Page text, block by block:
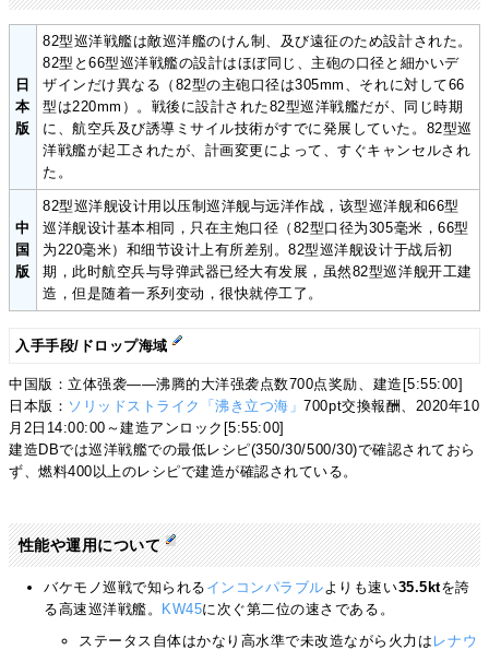
日
本
版
82型巡洋戦艦は敵巡洋艦のけん制、及び遠征のため設計された。
82型と66型巡洋戦艦の設計はほぼ同じ、主砲の口径と細かいデ
ザインだけ異なる（82型の主砲口径は305mm、それに対して66
型は220mm）。戦後に設計された82型巡洋戦艦だが、同じ時期
に、航空兵及び誘導ミサイル技術がすでに発展していた。82型巡
洋戦艦が起工されたが、計画変更によって、すぐキャンセルされ
た。
中
国
版
82型巡洋舰设计用以压制巡洋舰与远洋作战，该型巡洋舰和66型
巡洋舰设计基本相同，只在主炮口径（82型口径为305毫米，66型
为220毫米）和细节设计上有所差别。82型巡洋舰设计于战后初
期，此时航空兵与导弹武器已经大有发展，虽然82型巡洋舰开工建
造，但是随着一系列变动，很快就停工了。
入手手段/ドロップ海域
中国版：立体强袭——沸腾的大洋强袭点数700点奖励、建造[5:55:00]
日本版： ソリッドストライク「沸き立つ海」700pt交換報酬、2020年10
月2日14:00:00～建造アンロック[5:55:00]
建造DBでは巡洋戦艦での最低レシピ(350/30/500/30)で確認されておら
ず、燃料400以上のレシピで建造が確認されている。
性能や運用について
バケモノ巡戦で知られる インコンパラブル よりも速い35.5ktを誇
る高速巡洋戦艦。 KW45に次ぐ第二位の速さである。
ステータス自体はかなり高水準で未改造ながら火力は レナウ